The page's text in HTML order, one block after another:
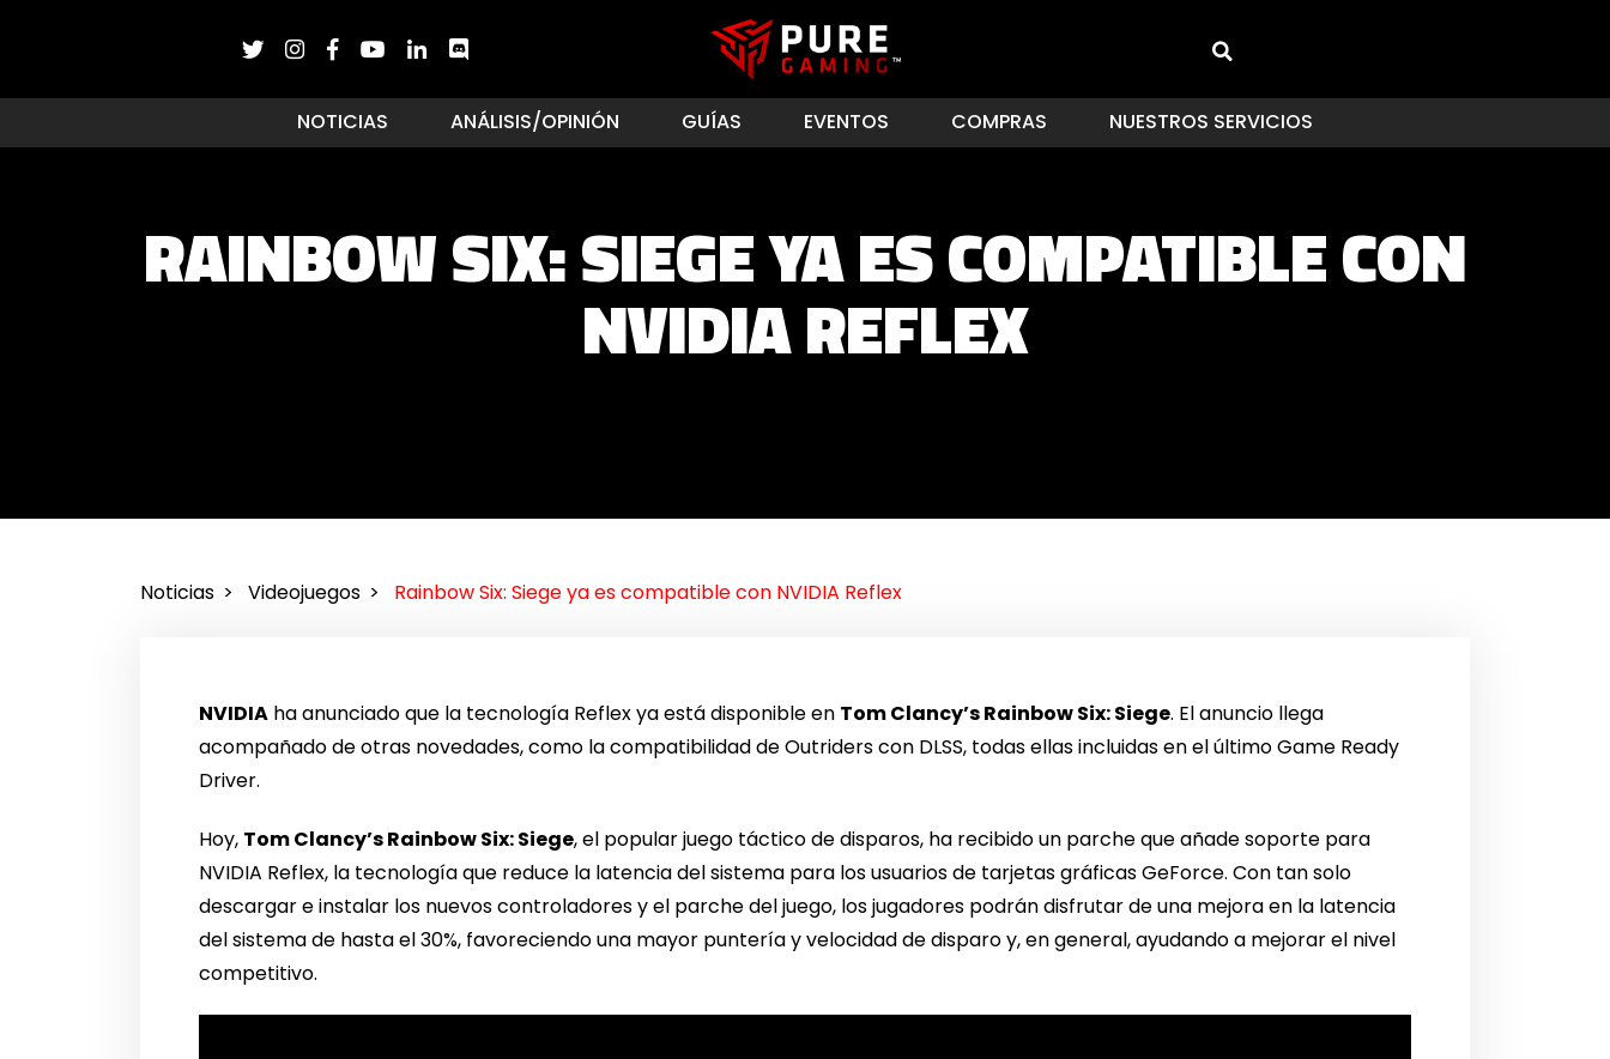
NOTICIAS ANÁLISIS/OPINIÓN GUÍAS EVENTOS COMPRAS NUESTROS SERVICIOS
RAINBOW SIX: SIEGE YA ES COMPATIBLE CON
NVIDIA REFLEX
Noticias Videojuegos Rainbow Six: Siege ya es compatible con NVIDIA Reflex
NVIDIA ha anunciado que la tecnología Reflex ya está disponible en Tom Clancy’s Rainbow Six: Siege. El anuncio llega
acompañado de otras novedades, como la compatibilidad de Outriders con DLSS, todas ellas incluidas en el último Game Ready
Driver.
Hoy, Tom Clancy’s Rainbow Six: Siege, el popular juego táctico de disparos, ha recibido un parche que añade soporte para
NVIDIA Reflex, la tecnología que reduce la latencia del sistema para los usuarios de tarjetas gráficas GeForce. Con tan solo
descargar e instalar los nuevos controladores y el parche del juego, los jugadores podrán disfrutar de una mejora en la latencia
del sistema de hasta el 30%, favoreciendo una mayor puntería y velocidad de disparo y, en general, ayudando a mejorar el nivel
competitivo.